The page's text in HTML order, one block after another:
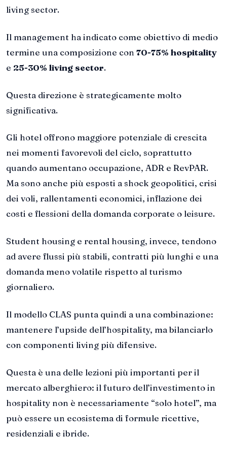
living sector.
Il management ha indicato come obiettivo di medio
termine una composizione con 70-75% hospitality
e 25-30% living sector.
Questa direzione è strategicamente molto
significativa.
Gli hotel offrono maggiore potenziale di crescita
nei momenti favorevoli del ciclo, soprattutto
quando aumentano occupazione, ADR e RevPAR.
Ma sono anche più esposti a shock geopolitici, crisi
dei voli, rallentamenti economici, inflazione dei
costi e flessioni della domanda corporate o leisure.
Student housing e rental housing, invece, tendono
ad avere flussi più stabili, contratti più lunghi e una
domanda meno volatile rispetto al turismo
giornaliero.
Il modello CLAS punta quindi a una combinazione:
mantenere l’upside dell’hospitality, ma bilanciarlo
con componenti living più difensive.
Questa è una delle lezioni più importanti per il
mercato alberghiero: il futuro dell’investimento in
hospitality non è necessariamente “solo hotel”, ma
può essere un ecosistema di formule ricettive,
residenziali e ibride.